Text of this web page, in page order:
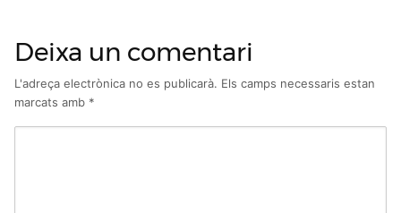
Deixa un comentari
L'adreça electrònica no es publicarà. Els camps necessaris estan
marcats amb *